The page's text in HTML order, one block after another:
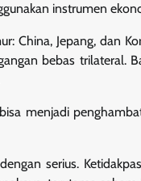
instrumen
China, Jepang, dan
bebas trilateral.
menjadi
serius.